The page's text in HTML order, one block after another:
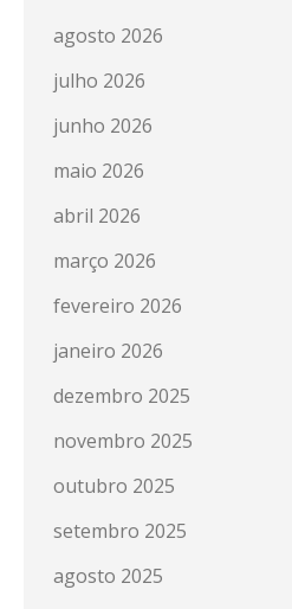
agosto 2026
julho 2026
junho 2026
maio 2026
abril 2026
março 2026
fevereiro 2026
janeiro 2026
dezembro 2025
novembro 2025
outubro 2025
setembro 2025
agosto 2025